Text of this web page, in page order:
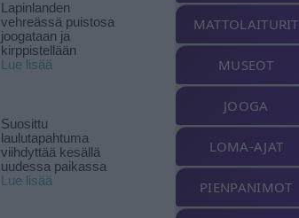
Lapinlanden
vehreässä puistosa
joogataan ja
kirppistellään
Lue lisää
Suosittu
laulutapahtuma
viihdyttää kesällä
uudessa paikassa
Lue lisää
MATTOLAITURIT
MUSEOT
JOOGA
LOMA-AJAT
PIENPANIMOT